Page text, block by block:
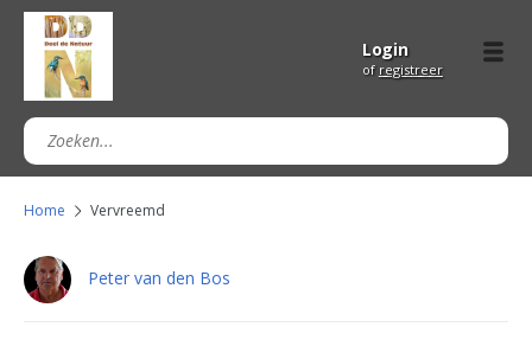
Login
of registreer
Home Vervreemd
Peter van den Bos